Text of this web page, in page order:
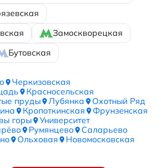
Замоскворецкая
Бутовская
Черкизовская
Красносельская
пруды Лубянка
Охотный Ряд
Кропоткинская
Фрунзенская
горы
Университет
Румянцево
Саларьево
Ольховая
Новомосковская